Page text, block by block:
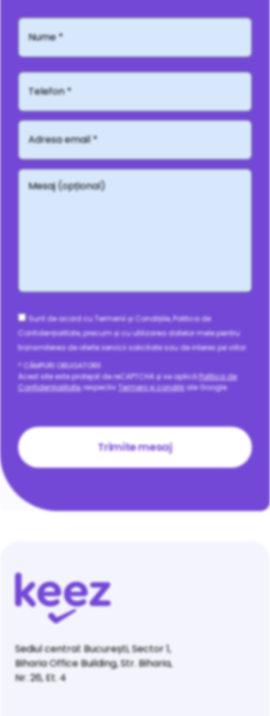
Mesaj
(opțional)
Nume
Telefon*
Adresă
email
* CÂMPURI OBLIGATORII
Acest site este protejat de reCAPTCHA și se aplicăPolitica de
Confidențialitate, respectiv Termeni și condițiiale Google.
Consent
Sunt de acord cu Termenii și Condițiile, Politica de
Confidențialitate, precum și cu utilizarea datelor mele pentru
transmiterea de oferte servicii solicitate sau de interes pe viitor.
Sediul central: București, Sector 1,
Biharia Office Building, Str. Biharia,
Nr. 26, Et. 4